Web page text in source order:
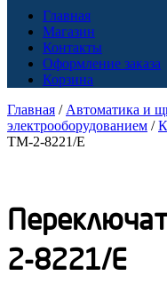
Главная
Магазин
Контакты
Оформление заказа
Корзина
Главная / Автоматика и
электрооборудованием /
TM-2-8221/E
2-8221/E